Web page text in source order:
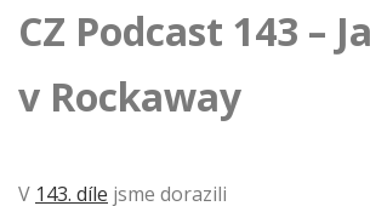
CZ Podcast 143 –
v Rockaway
V 143. díle jsme dorazili